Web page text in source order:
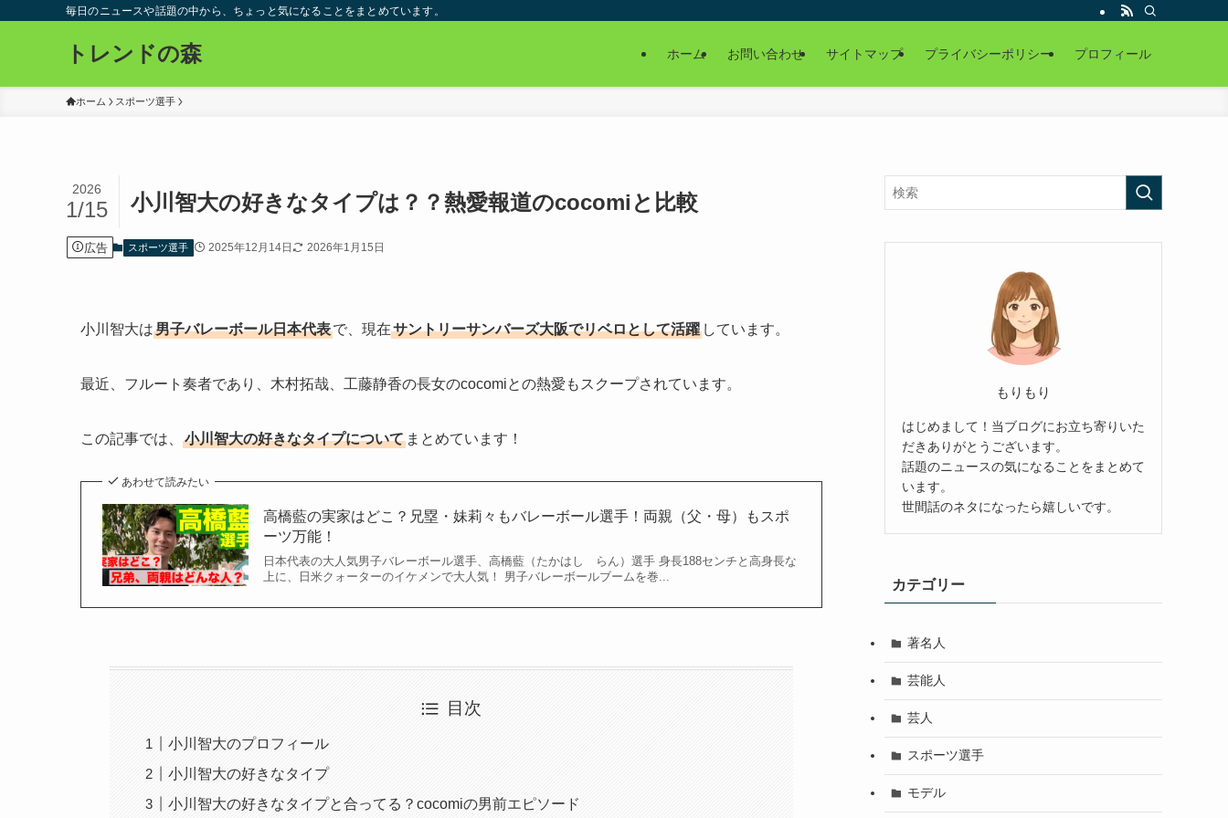
毎日のニュースや話題の中から、ちょっと気になることをまとめています。
トレンドの森 ホーム お問い合わせ サイトマップ プライバシーポリシー プロフィール
ホーム スポーツ選手
小川智大の好きなタイプは？？熱愛報道のcocomiと比較
2026
1/15
広告 スポーツ選手 2025年12月14日 2026年1月15日
小川智大は男子バレーボール日本代表で、現在サントリーサンバーズ大阪でリベロとして活躍 しています。
最近、フルート奏者であり、木村拓哉、工藤静香の長女のcocomiとの熱愛もスクープされています。
この記事では、 小川智大の好きなタイプについて まとめています！
あわせて読みたい
高橋藍の実家はどこ？兄塁・妹莉々もバレーボール選手！両親（父・母）もスポ
ーツ万能！
日本代表の大人気男子バレーボール選手、高橋藍（たかはし らん）選手 身長188センチと高身長な
上に、日米クォーターのイケメンで大人気！ 男子バレーボールブームを巻...
目次
小川智大のプロフィール
小川智大の好きなタイプ
小川智大の好きなタイプと合ってる？cocomiの男前エピソード
もりもり
はじめまして！当ブログにお立ち寄りいた
だきありがとうございます。
話題のニュースの気になることをまとめて
います。
世間話のネタになったら嬉しいです。
カテゴリー
著名人
芸能人
芸人
スポーツ選手
モデル